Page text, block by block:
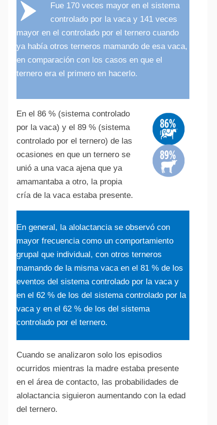
Fue 170 veces mayor en el sistema
controlado por la vaca y 141 veces
mayor en el controlado por el ternero cuando
ya había otros terneros mamando de esa vaca,
en comparación con los casos en que el
ternero era el primero en hacerlo.
En el 86 % (sistema controlado
por la vaca) y el 89 % (sistema
controlado por el ternero) de las
ocasiones en que un ternero se
unió a una vaca ajena que ya
amamantaba a otro, la propia
cría de la vaca estaba presente.
En general, la alolactancia se observó con
mayor frecuencia como un comportamiento
grupal que individual, con otros terneros
mamando de la misma vaca en el 81 % de los
eventos del sistema controlado por la vaca y
en el 62 % de los del sistema controlado por la
vaca y en el 62 % de los del sistema
controlado por el ternero.
Cuando se analizaron solo los episodios
ocurridos mientras la madre estaba presente
en el área de contacto, las probabilidades de
alolactancia siguieron aumentando con la edad
del ternero.